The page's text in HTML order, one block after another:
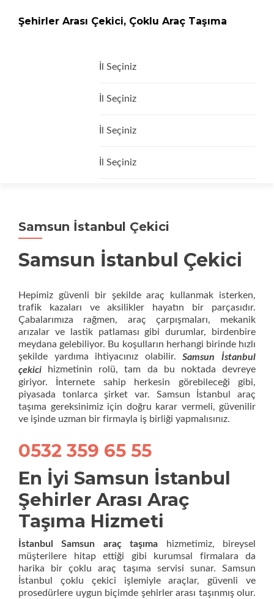
Şehirler Arası Çekici, Çoklu Araç Taşıma
geç
İl Seçiniz
İl Seçiniz
İl Seçiniz
İl Seçiniz
Samsun İstanbul Çekici
Samsun İstanbul Çekici
Hepimiz güvenli bir şekilde araç kullanmak isterken,
trafik kazaları ve aksilikler hayatın bir parçasıdır.
Çabalarımıza rağmen, araç çarpışmaları, mekanik
arızalar ve lastik patlaması gibi durumlar, birdenbire
meydana gelebiliyor. Bu koşulların herhangi birinde hızlı
şekilde yardıma ihtiyacınız olabilir. Samsun İstanbul
çekici hizmetinin rolü, tam da bu noktada devreye
giriyor. İnternete sahip herkesin görebileceği gibi,
piyasada tonlarca şirket var. Samsun İstanbul araç
taşıma gereksinimiz için doğru karar vermeli, güvenilir
ve işinde uzman bir firmayla iş birliği yapmalısınız.
0532 359 65 55
En İyi Samsun İstanbul
Şehirler Arası Araç
Taşıma Hizmeti
İstanbul Samsun araç taşıma hizmetimiz, bireysel
müşterilere hitap ettiği gibi kurumsal firmalara da
harika bir çoklu araç taşıma servisi sunar. Samsun
İstanbul çoklu çekici işlemiyle araçlar, güvenli ve
prosedürlere uygun biçimde şehirler arası taşınmış olur.